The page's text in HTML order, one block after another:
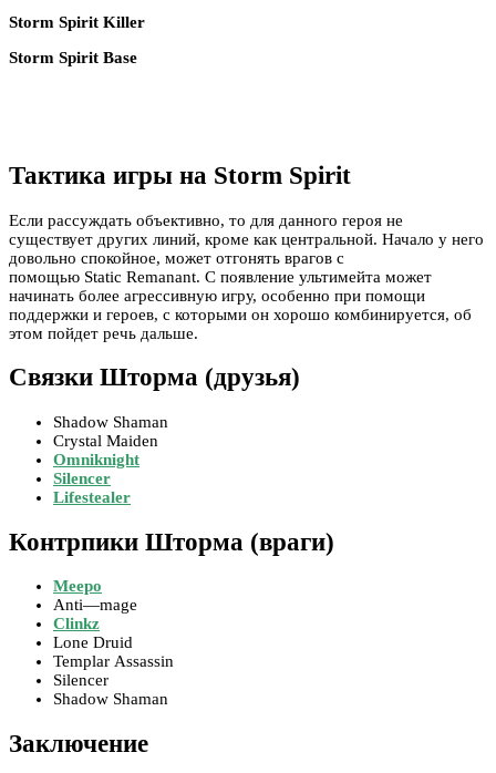
Storm Spirit Killer
Storm Spirit Base
Тактика игры на Storm Spirit
Если рассуждать объективно, то для данного героя не
существует других линий, кроме как центральной. Начало у него
довольно спокойное, может отгонять врагов с
помощью Static Remanant. С появление ультимейта может
начинать более агрессивную игру, особенно при помощи
поддержки и героев, с которыми он хорошо комбинируется, об
этом пойдет речь дальше.
Связки Шторма (друзья)
Shadow Shaman
Crystal Maiden
Omniknight
Silencer
Lifestealer
Контрпики Шторма (враги)
Meepo
Anti—mage
Clinkz
Lone Druid
Templar Assassin
Silencer
Shadow Shaman
Заключение